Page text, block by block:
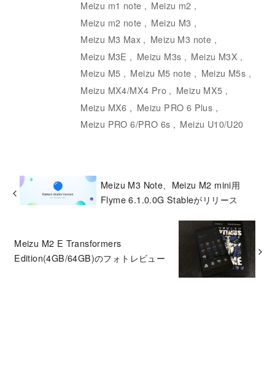
Meizu m1 note
Meizu m2
Meizu m2 note
Meizu M3
Meizu M3 Max
Meizu M3 note
Meizu M3E
Meizu M3s
Meizu M3X
Meizu M5
Meizu M5 note
Meizu M5s
Meizu MX4/MX4 Pro
Meizu MX5
Meizu MX6
Meizu PRO 6 Plus
Meizu PRO 6/PRO 6s
Meizu U10/U20
Meizu M3 Note、Meizu M2 mini用
Flyme 6.1.0.0G Stableがリリース
Meizu M2 E Transformers
Edition(4GB/64GB)のフォトレビュー